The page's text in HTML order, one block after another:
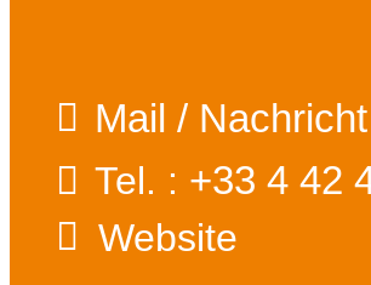
Mail / Nachricht
Tel. : +33 4 42
Website